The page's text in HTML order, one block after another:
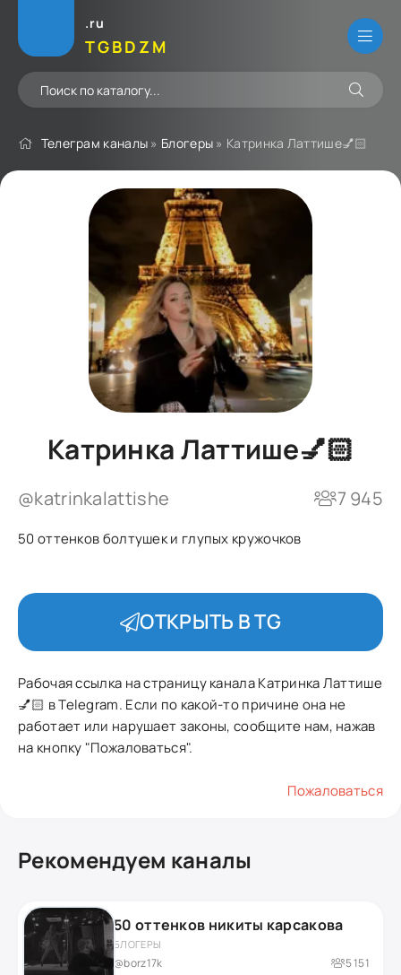
.ru
TGBDZM
Телеграм каналы » Блогеры » Катринка Латтише💅🏻
Катринка Латтише💅🏻
@katrinkalattishe 7 945
50 оттенков болтушек и глупых кружочков
ОТКРЫТЬ В TG
Рабочая ссылка на страницу канала Катринка Латтише
💅🏻 в Telegram. Если по какой-то причине она не
работает или нарушает законы, сообщите нам, нажав
на кнопку "Пожаловаться".
Пожаловаться
Рекомендуем каналы
50 оттенков никиты карсакова
БЛОГЕРЫ
@borz17k 5 151